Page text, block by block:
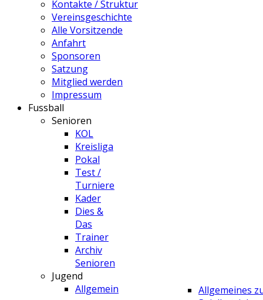
Kontakte / Struktur
Vereinsgeschichte
Alle Vorsitzende
Anfahrt
Sponsoren
Satzung
Mitglied werden
Impressum
Fussball
Senioren
KOL
Kreisliga
Pokal
Test /
Turniere
Kader
Dies &
Das
Trainer
Archiv
Senioren
Jugend
Allgemein
Allgemeines